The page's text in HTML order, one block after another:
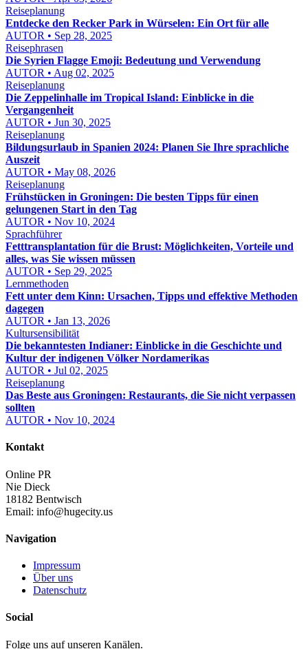
Reiseplanung
Entdecke den Recker Park in Würselen: Ein Ort für alle
AUTOR • Sep 28, 2025
Reisephrasen
Die Syrien Flagge Emoji: Bedeutung und Verwendung
AUTOR • Aug 02, 2025
Reiseplanung
Die Zeppelinhalle im Tropical Island: Einblicke in die
Vergangenheit
AUTOR • Jun 30, 2025
Reiseplanung
Bildungsurlaub in Spanien 2024: Planen Sie Ihre sprachliche
Auszeit
AUTOR • May 08, 2026
Reiseplanung
Frühstücken in Groningen: Die besten Tipps für einen
gelungenen Start in den Tag
AUTOR • Nov 10, 2024
Sprachführer
Fetttransplantation für die Brust: Möglichkeiten, Vorteile und
alles, was Sie wissen müssen
AUTOR • Sep 29, 2025
Lernmethoden
Fett unter dem Kinn: Ursachen, Tipps und effektive Methoden
dagegen
AUTOR • Jan 13, 2026
Kultursensibilität
Die bekanntesten Indianer: Einblicke in die Geschichte und
Kultur der indigenen Völker Nordamerikas
AUTOR • Jul 02, 2025
Reiseplanung
Das Beste aus Groningen: Restaurants, die Sie nicht verpassen
sollten
AUTOR • Nov 10, 2024
Kontakt
Online PR
Nie Dieck
18182 Bentwisch
Email: info@hugecity.us
Navigation
Impressum
Über uns
Datenschutz
Social
Folge uns auf unseren Kanälen.